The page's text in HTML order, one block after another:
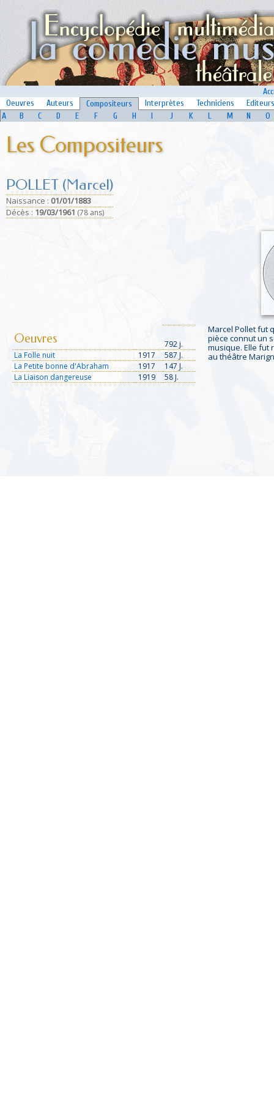
Oeuvres
Auteurs Compositeurs Interprètes Techniciens
Editeurs
A
B C D E F G H I J K L M N O
Les Compositeurs
POLLET (Marcel)
Naissance : 01/01/1883
Décès : 19/03/1961 (78 ans)
Oeuvres
792 j.
La Folle nuit
1917
587 J.
La Petite bonne d'Abraham
1917
147 J.
La Liaison dangereuse
1919 58 J.
Marcel Pollet fut
pièce connut un
musique. Elle fut
au théâtre